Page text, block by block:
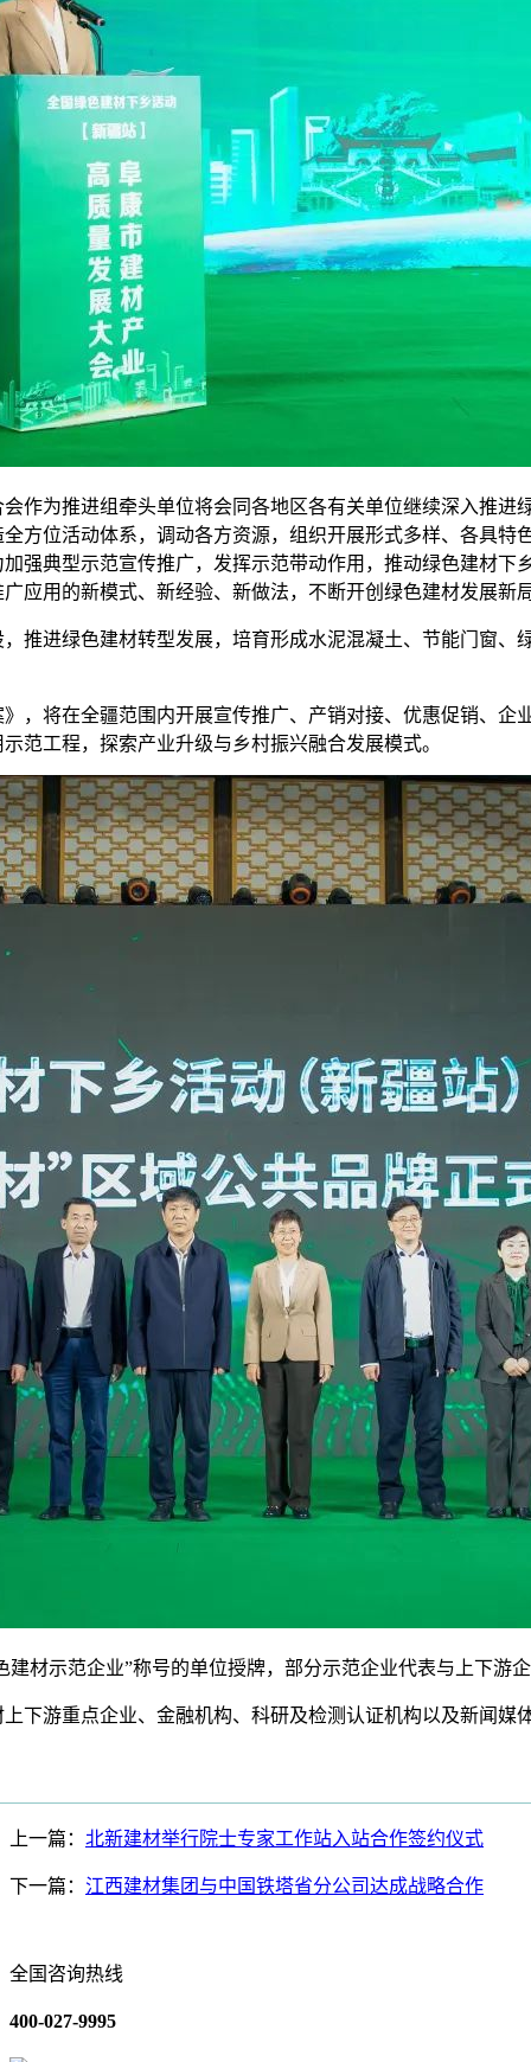
为推进组牵头单位将会同各地区各有关单位继续深入推进
方位活动体系，调动各方资源，组织开展形式多样、各具特
强典型示范宣传推广，发挥示范带动作用，推动绿色建材下
应用的新模式、新经验、新做法，不断开创绿色建材发展新
进绿色建材转型发展，培育形成水泥混凝土、节能门窗、
将在全疆范围内开展宣传推广、产销对接、优惠促销、企
范工程，探索产业升级与乡村振兴融合发展模式。
示范企业”称号的单位授牌，部分示范企业代表与上下游
游重点企业、金融机构、科研及检测认证机构以及新闻媒
上一篇： 北新建材举行院士专家工作站入站合作签约仪式
下一篇： 江西建材集团与中国铁塔省分公司达成战略合作
全国咨询热线
400-027-9995